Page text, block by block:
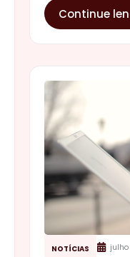
Continue
NOTÍCIAS julho